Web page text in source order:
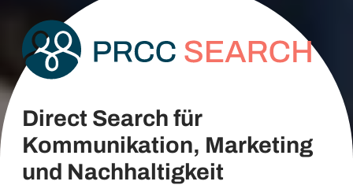
Direct Search für
Kommunikation, Marketing
und Nachhaltigkeit